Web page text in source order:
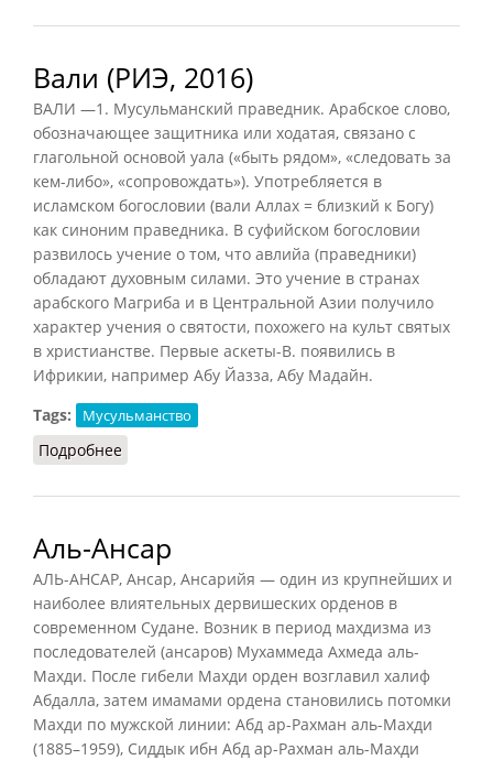
Вали (РИЭ, 2016)
ВАЛИ —1. Мусульманский праведник. Арабское слово,
обозначающее защитника или ходатая, связано с
глагольной основой уала («быть рядом», «следовать за
кем-либо», «сопровождать»). Употребляется в
исламском богословии (вали Аллах = близкий к Богу)
как синоним праведника. В суфийском богословии
развилось учение о том, что авлийа (праведники)
обладают духовным силами. Это учение в странах
арабского Магриба и в Центральной Азии получило
характер учения о святости, похожего на культ святых
в христианстве. Первые аскеты-В. появились в
Ифрикии, например Абу Йазза, Абу Мадайн.
Tags:
Мусульманство
Подробнее
Аль-Ансар
АЛЬ-АНСАР, Ансар, Ансарийя — один из крупнейших и
наиболее влиятельных дервишеских орденов в
современном Судане. Возник в период махдизма из
последователей (ансаров) Мухаммеда Ахмеда аль-
Махди. После гибели Махди орден возглавил халиф
Абдалла, затем имамами ордена становились потомки
Махди по мужской линии: Абд ар-Рахман аль-Махди
(1885–1959), Сиддык ибн Абд ар-Рахман аль-Махди